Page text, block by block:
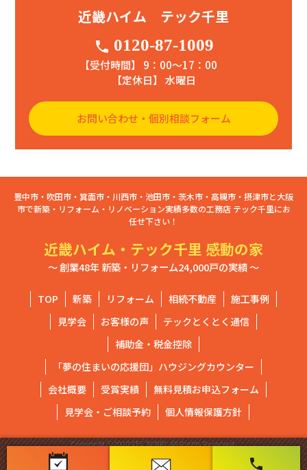
phone
近畿ハイム テック千里
phone 0120-87-1009
【受付時間】 9：00〜17：00
【定休日】 水曜日
お問い合わせ・個別相談フォーム
豊中市・吹田市・箕面市・川西市・池田市・茨木市・高槻市・摂津市と大阪
市で新築・リフォーム・リノベーション実績多数の工務店 テック千里にお
任せ下さい！
近畿ハイム・テック千里 感動の家
～ 創業48年 新築・リフォーム24,000戸の実績 ～
TOP 新築 リフォーム 相続不動産
施工事例
見学会
お客様の声
テックとくとく通信
補助金・税金控除
「夢の住まいの応援団」ハウジングカウンター
会社概要
受賞実績
無料見積お申込フォーム
見学会・ご相談予約
個人情報保護方針
Copyright ⓒ2020 TEC SENRI. All Rights Reserved.